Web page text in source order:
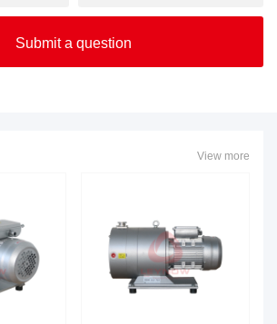
View more